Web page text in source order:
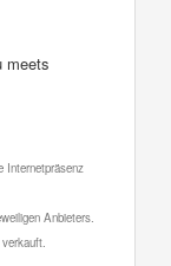
meets
Internetpräsenz
Anbieters.